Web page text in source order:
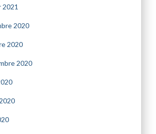
2021
2020
2020
2020